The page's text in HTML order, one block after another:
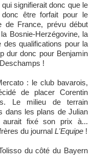
signifierait donc que le
être forfait pour le
de France, prévu début
Bosnie-Herzégovine, la
des qualifications pour la
dur donc pour Benjamin
!
: le club bavarois,
de placer Corentin
Le milieu de terrain
dans les plans de Julian
aurait fixé son prix à...
du journal L'Equipe !
du côté du Bayern